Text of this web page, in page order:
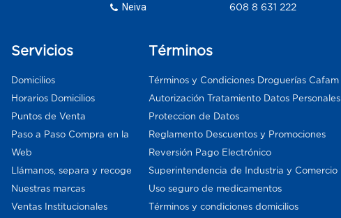
Neiva
608 8 631 222
Servicios
Domicilios
Horarios Domicilios
Puntos de Venta
Paso a Paso Compra en la
Web
Llámanos, separa y recoge
Nuestras marcas
Ventas Institucionales
Términos
Términos y Condiciones Droguerías Cafam
Autorización Tratamiento Datos Personales
Proteccion de Datos
Reglamento Descuentos y Promociones
Reversión Pago Electrónico
Superintendencia de Industria y Comercio
Uso seguro de medicamentos
Términos y condiciones domicilios